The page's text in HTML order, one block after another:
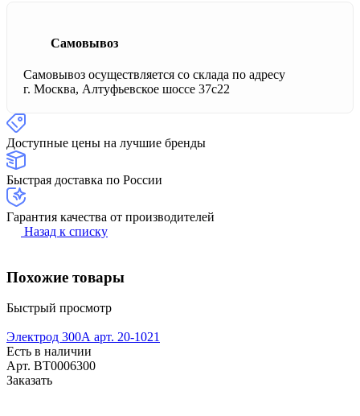
Самовывоз
Самовывоз осуществляется со склада по адресу
г. Москва, Алтуфьевское шоссе 37с22
Доступные цены на лучшие бренды
Быстрая доставка по России
Гарантия качества от производителей
Назад к списку
Похожие товары
Быстрый просмотр
Электрод 300А арт. 20-1021
Есть в наличии
Арт. BT0006300
Заказать